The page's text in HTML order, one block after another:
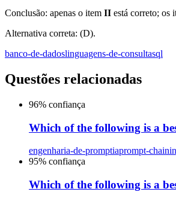
Conclusão: apenas o item II está correto; os
Alternativa correta: (D).
banco-de-dadoslinguagens-de-consultasql
Questões relacionadas
96% confiança
Which of the following is a
engenharia-de-promptiaprompt-
95% confiança
Which of the following is a